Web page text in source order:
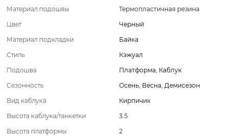
Материал подошвы
Термопластичная резина
Цвет
Черный
Материал подкладки
Байка
Стиль
Кэжуал
Подошва
Платформа, Каблук
Сезонность
Осень, Весна, Демисезон
Вид каблука
Кирпичик
Высота каблука/танкетки
3.5
Высота платформы
2